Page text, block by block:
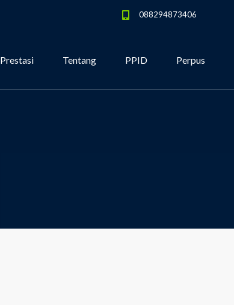
088294873406
Prestasi Tentang PPID Perpus